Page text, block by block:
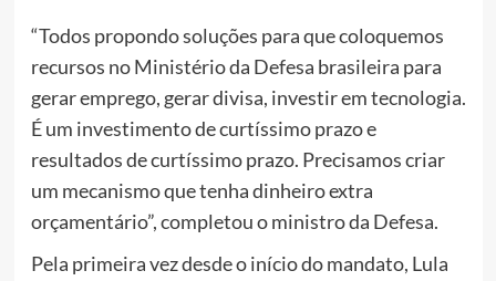
“Todos propondo soluções para que coloquemos
recursos no Ministério da Defesa brasileira para
gerar emprego, gerar divisa, investir em tecnologia.
É um investimento de curtíssimo prazo e
resultados de curtíssimo prazo. Precisamos criar
um mecanismo que tenha dinheiro extra
orçamentário”, completou o ministro da Defesa.
Pela primeira vez desde o início do mandato, Lula